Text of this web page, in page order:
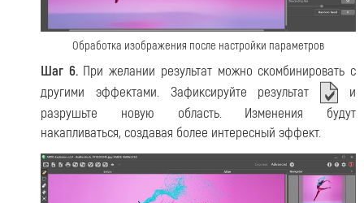
Обработка изображения после настройки параметров
Шаг 6.При желании результат можно скомбинировать с
другими эффектами. Зафиксируйте результат
и
разрушьте новую область. Изменения будут
накапливаться, создавая более интересный эффект.